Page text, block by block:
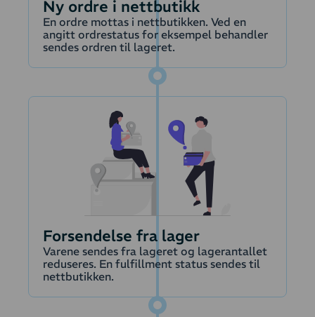
integrasjonens
innstillinger.
ordrer
Krediteringer
Produkter
på et angitt
betalingsstadium
og overføres til
regnskapet hvor
det opprettes en
faktura.
tilpasses via
integrasjonens
Les mer om
Ny ordre i nettbutikk
En ordre mottas i nettbutikken. Ved en
angitt ordrestatus for eksempel behandler
sendes ordren til lageret.
Forsendelse fra lager
Varene sendes fra lageret og lagerantallet
reduseres. En fulfillment status sendes til
nettbutikken.